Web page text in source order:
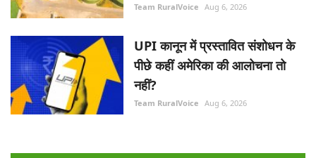
Team RuralVoice Aug 6, 2026
UPI कानून में प्रस्तावित संशोधन के
पीछे कहीं अमेरिका की आलोचना तो
नहीं?
Team RuralVoice Aug 6, 2026